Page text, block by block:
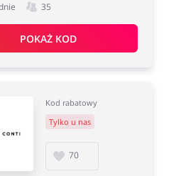
35
POKAŻ KOD
Kod rabatowy
Tylko u nas
70